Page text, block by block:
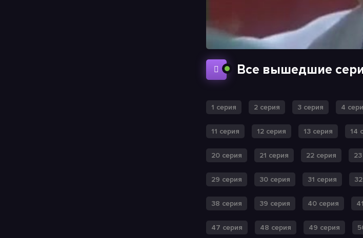
Все вышедшие
1 серия 2 серия 3 серия 4
11 серия 12 серия 13 серия 14
20 серия 21 серия 22 серия
29 серия 30 серия 31 серия
38 серия 39 серия 40 серия
47 серия 48 серия 49 серия